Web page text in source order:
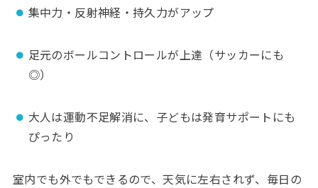
集中力・反射神経・持久力がアップ
足元のボールコントロールが上達（サッカーにも
◎）
大人は運動不足解消に、子どもは発育サポートにも
ぴったり
室内でも外でもできるので、天気に左右されず、毎日の